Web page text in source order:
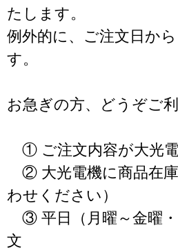
たします。
例外的に、ご注文日か
す。
お急ぎの方、どうぞご
① ご注文内容が大光
② 大光電機に商品在
わせください）
③ 平日（月曜～金曜
文